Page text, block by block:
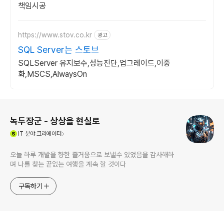
책임시공
https://www.stov.co.kr 광고
SQL Server는 스토브
SQLServer 유지보수,성능진단,업그레이드,이중
화,MSCS,AlwaysOn
녹두장군 - 상상을 현실로
IT 분야 크리에이터
오늘 하루 개발을 향한 즐거움으로 보낼수 있었음을 감사해하
며 나를 찾는 끝없는 여행을 계속 할 것이다
구독하기